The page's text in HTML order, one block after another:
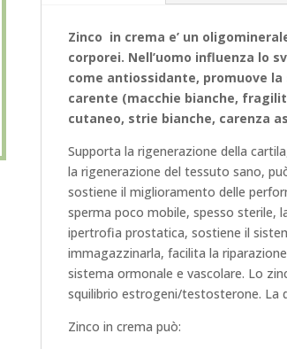
Zinco in crema e’ un
corporei. Nell’uomo influenza lo
come antiossidante, promuove
carente (macchie bianche,
cutaneo, strie bianche, carenza
Supporta la rigenerazione della
la rigenerazione del tessuto sano,
sostiene il miglioramento delle
sperma poco mobile, spesso sterile,
ipertrofia prostatica, sostiene il
immagazzinarla, facilita la
sistema ormonale e vascolare. Lo
squilibrio estrogeni/testosterone. La
Zinco in crema può: